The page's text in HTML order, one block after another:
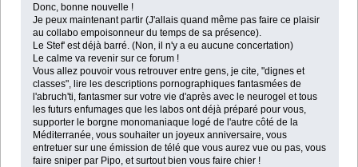
Donc, bonne nouvelle !
Je peux maintenant partir (J'allais quand même pas faire ce plaisir
au collabo empoisonneur du temps de sa présence).
Le Stef' est déjà barré. (Non, il n'y a eu aucune concertation)
Le calme va revenir sur ce forum !
Vous allez pouvoir vous retrouver entre gens, je cite, "dignes et
classes", lire les descriptions pornographiques fantasmées de
l'abruch'ti, fantasmer sur votre vie d'après avec le neurogel et tous
les futurs enfumages que les labos ont déjà préparé pour vous,
supporter le borgne monomaniaque logé de l'autre côté de la
Méditerranée, vous souhaiter un joyeux anniversaire, vous
entretuer sur une émission de télé que vous aurez vue ou pas, vous
faire sniper par Pipo, et surtout bien vous faire chier !